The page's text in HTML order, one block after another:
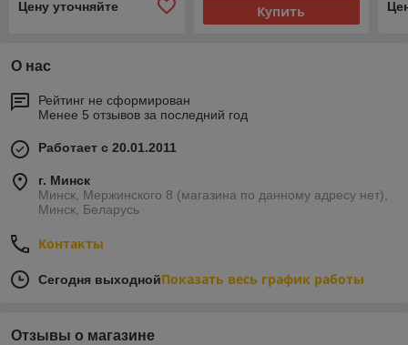
Цену уточняйте Купить
О нас
Рейтинг не сформирован
Менее 5 отзывов за последний год
Работает с 20.01.2011
г. Минск
Минск, Мержинского 8 (магазина по данному адресу нет),
Минск, Беларусь
Контакты
Сегодня выходнойПоказать весь график работы
Отзывы о магазине